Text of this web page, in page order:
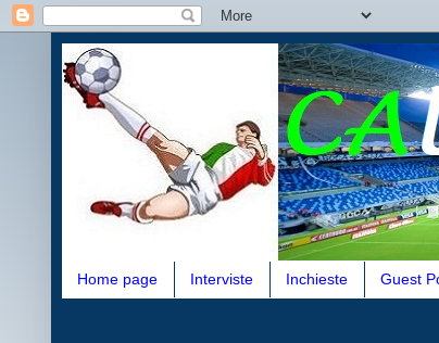
Home page Interviste Inchieste Guest